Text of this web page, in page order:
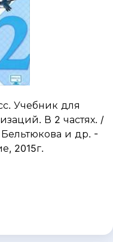
Учебник для
В 2 частях. /
и др. -
2015г.